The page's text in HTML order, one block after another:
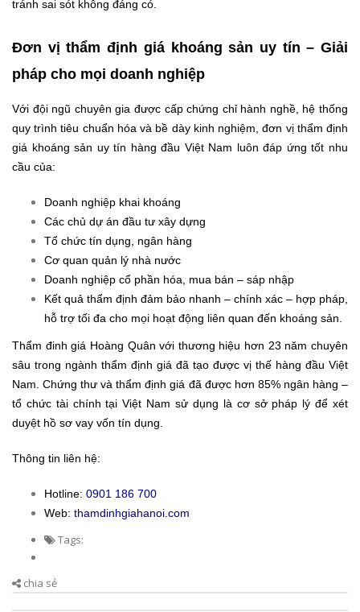
tránh sai sót không đáng có.
Đơn vị thẩm định giá khoáng sản uy tín – Giải
pháp cho mọi doanh nghiệp
Với đội ngũ chuyên gia được cấp chứng chỉ hành nghề, hệ thống
quy trình tiêu chuẩn hóa và bề dày kinh nghiệm, đơn vị thẩm định
giá khoáng sản uy tín hàng đầu Việt Nam luôn đáp ứng tốt nhu
cầu của:
Doanh nghiệp khai khoáng
Các chủ dự án đầu tư xây dựng
Tổ chức tín dụng, ngân hàng
Cơ quan quản lý nhà nước
Doanh nghiệp cổ phần hóa, mua bán – sáp nhập
Kết quả thẩm định đảm bảo nhanh – chính xác – hợp pháp,
hỗ trợ tối đa cho mọi hoạt động liên quan đến khoáng sản.
Thẩm đinh giá Hoàng Quân với thương hiệu hơn 23 năm chuyên
sâu trong ngành thẩm định giá đã tạo được vị thế hàng đầu Việt
Nam. Chứng thư và thẩm định giá đã được hơn 85% ngân hàng –
tổ chức tài chính tại Việt Nam sử dụng là cơ sở pháp lý để xét
duyệt hồ sơ vay vốn tín dụng.
Thông tin liên hệ:
Hotline: 0901 186 700
Web: thamdinhgiahanoi.com
Tags:
chia sẻ